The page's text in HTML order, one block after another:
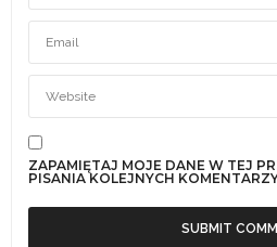
ZAPAMIĘTAJ MOJE DANE W TEJ
PISANIA KOLEJNYCH